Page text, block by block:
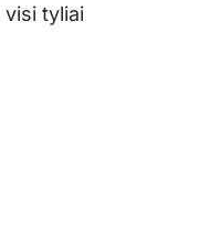
visi tyliai